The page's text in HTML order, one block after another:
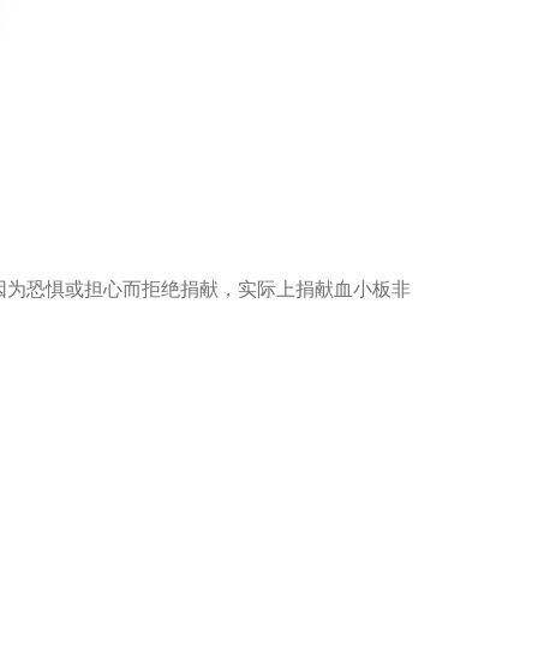
恐惧或担心而拒绝捐献，实际上捐献血小板非